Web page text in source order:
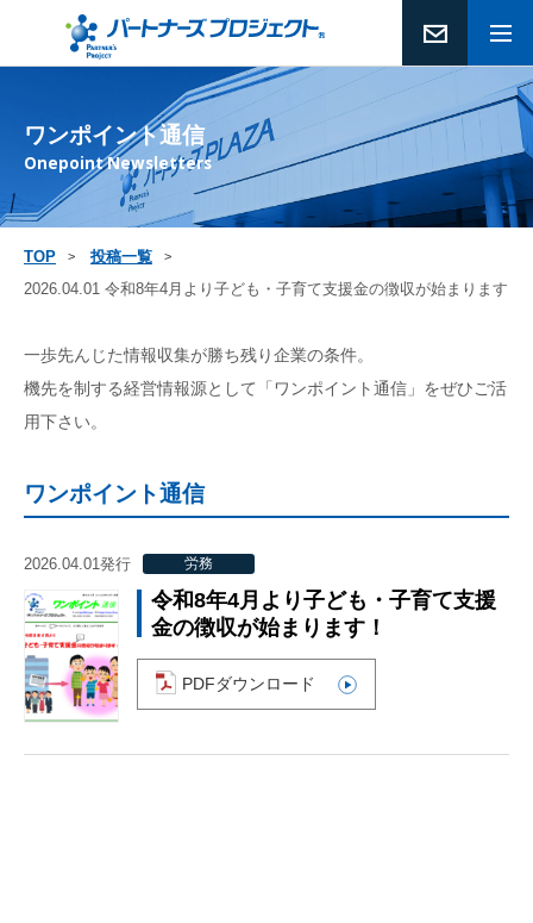
ワンポイント通信
Onepoint Newsletters
TOP
投稿一覧
2026.04.01 令和8年4月より子ども・子育て支援金の徴収が始まります！
一歩先んじた情報収集が勝ち残り企業の条件。
機先を制する経営情報源として「ワンポイント通信」をぜひご活
用下さい。
ワンポイント通信
2026.04.01発行 労務
令和8年4月より子ども・子育て支援
金の徴収が始まります！
PDFダウンロード